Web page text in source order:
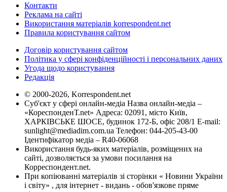
Контакти
Реклама на сайті
Використання матеріалів korrespondent.net
Правила користування сайтом
Договір користування сайтом
Політика у сфері конфіденційності і персональних даних
Угода щодо користування
Редакція
© 2000-2026, Korrespondent.net
Суб'єкт у сфері онлайн-медіа Назва онлайн-медіа –
«КореспонденТ.net» Адреса: 02091, місто Київ,
ХАРКІВСЬКЕ ШОСЕ, будинок 172-Б, офіс 208/1 E-mail:
sunlight@mediadim.com.ua Телефон: 044-205-43-00
Ідентифікатор медіа – R40-06068
Використання будь-яких матеріалів, розміщених на
сайті, дозволяється за умови посилання на
Корреспондент.net.
При копіюванні матеріалів зі сторінки « Новини України
і світу» , для інтернет - видань - обов'язкове пряме